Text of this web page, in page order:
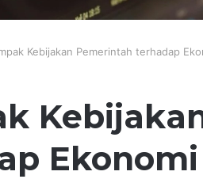
Kebijakan Pemerintah terhadap